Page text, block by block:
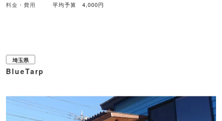
料金・費用 平均予算 4,000円
埼玉県
BlueTarp